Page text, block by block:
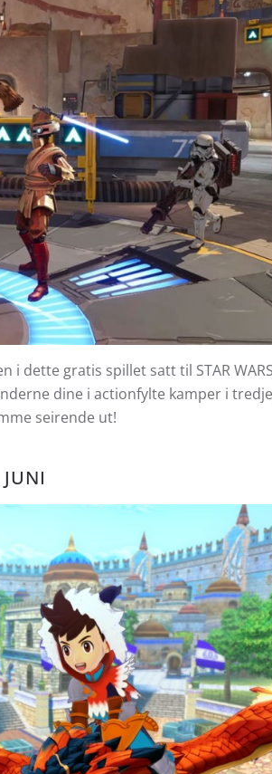
i dette gratis spillet satt til STAR
dine i actionfylte kamper i
seirende ut!